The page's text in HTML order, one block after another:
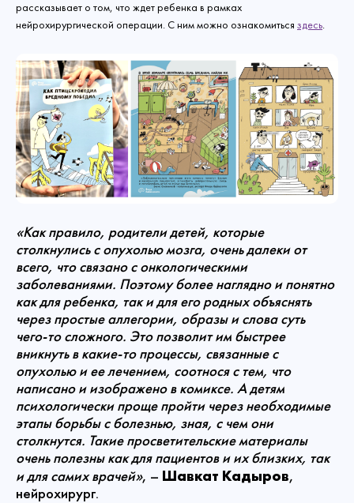
рассказывает о том, что ждет ребенка в рамках
нейрохирургической операции. С ним можно ознакомиться здесь.
«Как правило, родители детей, которые
столкнулись с опухолью мозга, очень далеки от
всего, что связано с онкологическими
заболеваниями. Поэтому более наглядно и понятно
как для ребенка, так и для его родных объяснять
через простые аллегории, образы и слова суть
чего-то сложного. Это позволит им быстрее
вникнуть в какие-то процессы, связанные с
опухолью и ее лечением, соотнося с тем, что
написано и изображено в комиксе. А детям
психологически проще пройти через необходимые
этапы борьбы с болезнью, зная, с чем они
столкнутся. Такие просветительские материалы
очень полезны как для пациентов и их близких, так
и для самих врачей», – Шавкат Кадыров,
нейрохирург.